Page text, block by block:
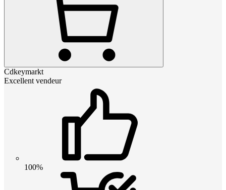
Cdkeymarkt
Excellent vendeur
100%